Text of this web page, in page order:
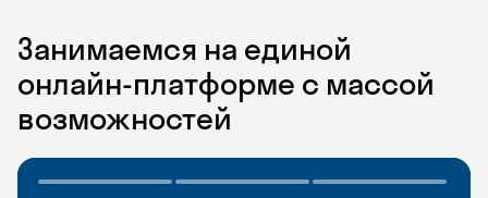
Занимаемся на единой
онлайн-платформе с массой
возможностей